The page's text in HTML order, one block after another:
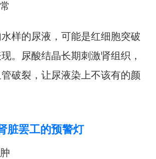
样的尿液，可能是红细胞突破
。尿酸结晶长期刺激肾组织，
破裂，让尿液染上不该有的颜
脏罢工的预警灯